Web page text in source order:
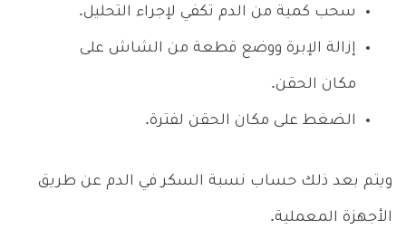
سحب كمية من الدم تكفي لإجراء التحليل.
إزالة الإبرة ووضع قطعة من الشاش على
مكان الحقن.
الضغط على مكان الحقن لفترة.
ويتم بعد ذلك حساب نسبة السكر في الدم عن طريق
الأجهزة المعملية.